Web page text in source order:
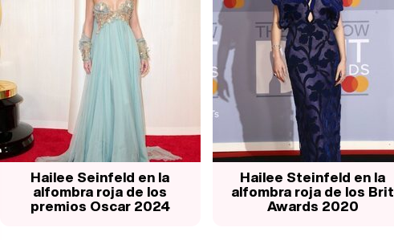
Hailee Seinfeld en la
alfombra roja de los
premios Oscar 2024
Hailee Steinfeld en la
alfombra roja de los Brit
Awards 2020